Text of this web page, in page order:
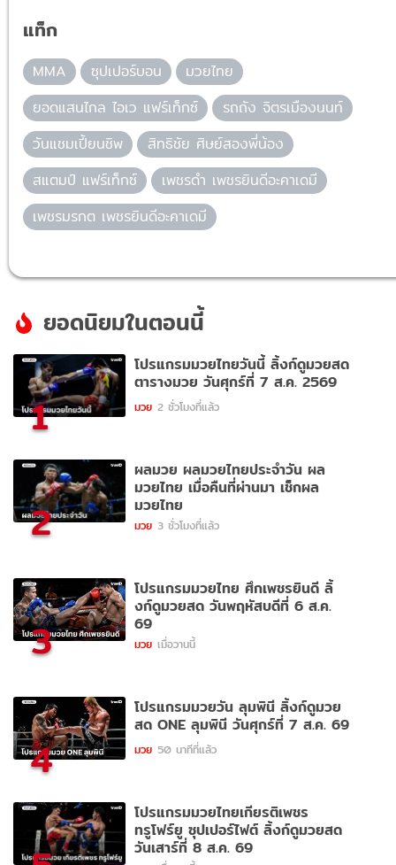
แท็ก
MMA ซุปเปอร์บอน
มวยไทย
ยอดแสนไกล ไอเว แฟร์เท็กซ์
รถถัง จิตรเมืองนนท์
วันแชมเปี้ยนชิพ
สิทธิชัย ศิษย์สองพี่น้อง
สแตมป์ แฟร์เท็กซ์
เพชรดำ เพชรยินดีอะคาเดมี
เพชรมรกต เพชรยินดีอะคาเดมี
ยอดนิยมในตอนนี้
1
โปรแกรมมวยไทยวันนี้ ลิ้งก์ดูมวยสด
ตารางมวย วันศุกร์ที่ 7 ส.ค. 2569
มวย 2 ชั่วโมงที่แล้ว
2
ผลมวย ผลมวยไทยประจำวัน ผล
มวยไทย เมื่อคืนที่ผ่านมา เช็กผล
มวยไทย
มวย 3 ชั่วโมงที่แล้ว
3
โปรแกรมมวยไทย ศึกเพชรยินดี ลิ้
งก์ดูมวยสด วันพฤหัสบดีที่ 6 ส.ค.
69
มวย เมื่อวานนี้
4
โปรแกรมมวยวัน ลุมพินี ลิ้งก์ดูมวย
สด ONE ลุมพินี วันศุกร์ที่ 7 ส.ค. 69
มวย 50 นาทีที่แล้ว
โปรแกรมมวยไทยเกียรติเพชร
ทรูโฟร์ยู ซุปเปอร์ไฟต์ ลิ้งก์ดูมวยสด
วันเสาร์ที่ 8 ส.ค. 69